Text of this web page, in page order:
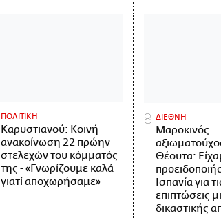
ΠΟΛΙΤΙΚΗ
Καρυστιανού: Κοινή
ανακοίνωση 22 πρώην
στελεχών του κόμματός
της - «Γνωρίζουμε καλά
γιατί αποχωρήσαμε»
ΔΙΕΘΝΗ
Μαροκινός
Θέουτα:
Ισπανία για
επιπτώσεις
δικαστικής